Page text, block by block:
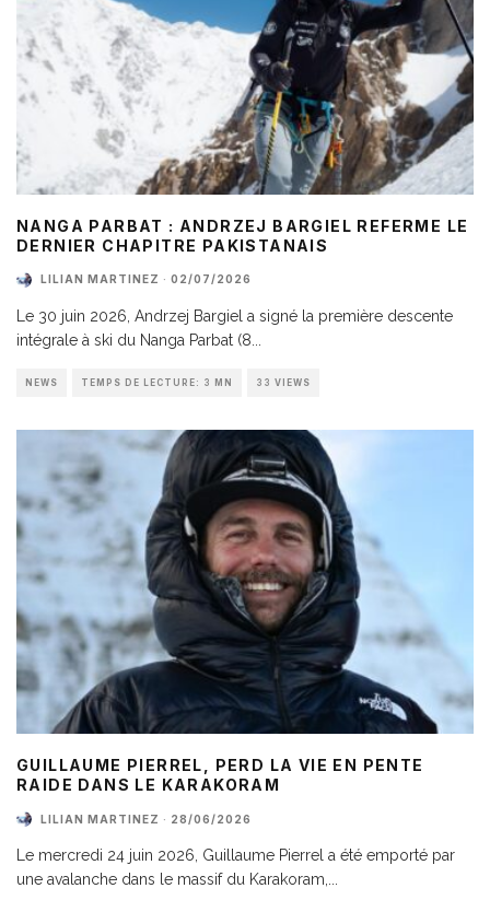
NANGA PARBAT : ANDRZEJ BARGIEL REFERME LE
DERNIER CHAPITRE PAKISTANAIS
LILIAN MARTINEZ · 02/07/2026
Le 30 juin 2026, Andrzej Bargiel a signé la première descente
intégrale à ski du Nanga Parbat (8
NEWS TEMPS DE LECTURE: 3 MN 33 VIEWS
GUILLAUME PIERREL, PERD LA VIE EN PENTE
RAIDE DANS LE KARAKORAM
LILIAN MARTINEZ · 28/06/2026
Le mercredi 24 juin 2026, Guillaume Pierrel a été emporté par
une avalanche dans le massif du Karakoram,...